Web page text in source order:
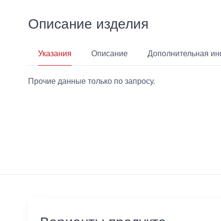
Описание изделия
Указания Описание Дополнительная
Прочие данные только по запросу.